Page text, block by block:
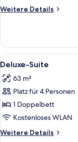
Weitere Details
Weitere
Suite
Alle
Fotos
für
Deluxe-
Suite
anzeigen
7
Deluxe-Suite
63 m²
Platz für 4 Personen
1 Doppelbett
Kostenloses WLAN
Weitere Details
Weitere